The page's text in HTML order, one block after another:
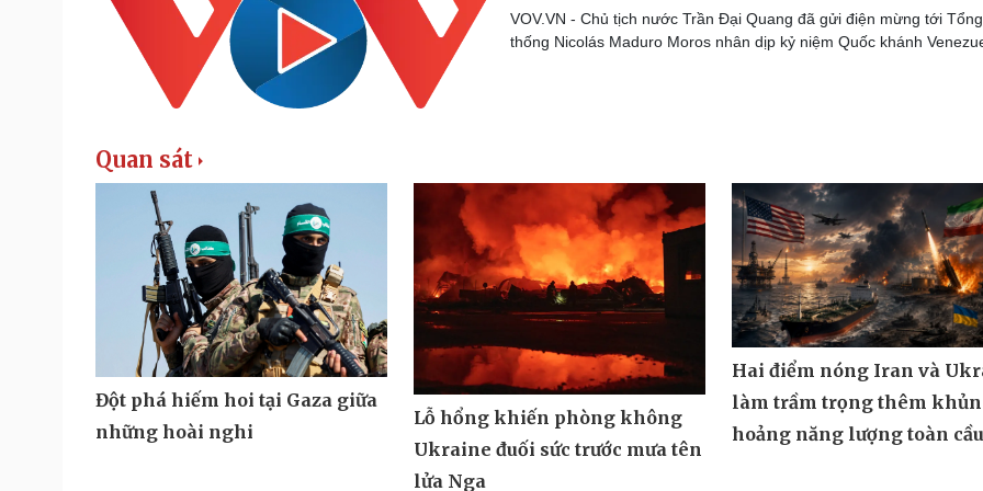
VOV.VN - Chủ tịch nước Trần Đại Quang đã gửi điện mừng tới Tổng
thống Nicolás Maduro Moros nhân dịp kỷ niệm Quốc khánh
Quan sát
Đột phá hiếm hoi tại Gaza giữa
những hoài nghi
Lỗ hổng khiến phòng không
Ukraine đuối sức trước mưa tên
lửa Nga
Hai điểm nóng Iran và
làm trầm trọng thêm
hoảng năng lượng toàn cầu